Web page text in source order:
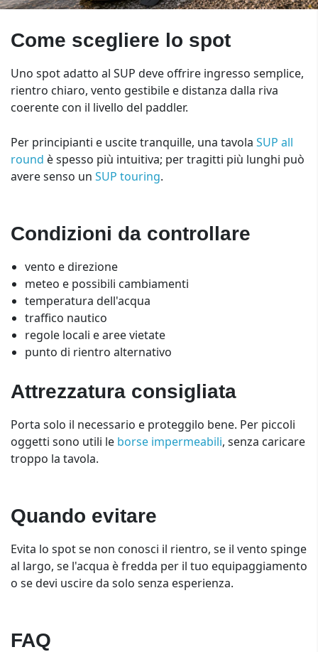
Come scegliere lo spot
Uno spot adatto al SUP deve offrire ingresso semplice,
rientro chiaro, vento gestibile e distanza dalla riva
coerente con il livello del paddler.
Per principianti e uscite tranquille, una tavola SUP all
round è spesso più intuitiva; per tragitti più lunghi può
avere senso un SUP touring.
Condizioni da controllare
vento e direzione
meteo e possibili cambiamenti
temperatura dell'acqua
traffico nautico
regole locali e aree vietate
punto di rientro alternativo
Attrezzatura consigliata
Porta solo il necessario e proteggilo bene. Per piccoli
oggetti sono utili le borse impermeabili, senza caricare
troppo la tavola.
Quando evitare
Evita lo spot se non conosci il rientro, se il vento spinge
al largo, se l'acqua è fredda per il tuo equipaggiamento
o se devi uscire da solo senza esperienza.
FAQ